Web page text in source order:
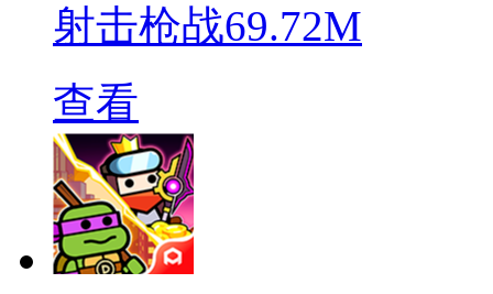
射击枪战69.72M
查看